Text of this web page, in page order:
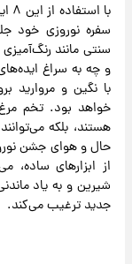
سفره نوروزی خود
سنتی مانند
و چه به سراغ
با نگین و مروارید
خواهد بود. تخم
هستند، بلکه
حال و هوای جشن
از ابزارهای
شیرین و به ‌یاد
جدید ترغیب می‌کند.